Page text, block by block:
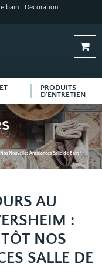
bain | Décoration
PRODUITS
D'ENTRETIEN
Nouvelles Ambiances Salle de Bain !
AU
:
NOS
SALLE DE